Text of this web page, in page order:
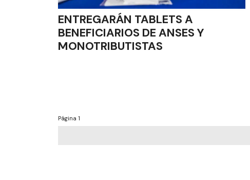
ENTREGARÁN TABLETS A
BENEFICIARIOS DE ANSES Y
MONOTRIBUTISTAS
Página 1